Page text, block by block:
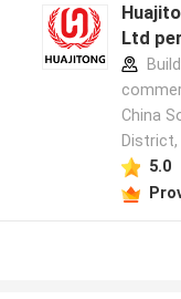
Ltd
China
District,
5.0